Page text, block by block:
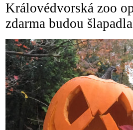
Královédvorská zoo
zdarma budou šlapadla